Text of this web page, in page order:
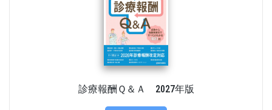
診療報酬Ｑ＆Ａ 2027年版